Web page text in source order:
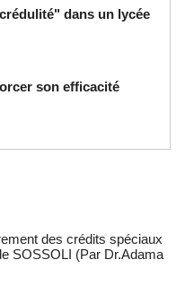
dans un lycée
son efficacité
SOSSOLI (Par Dr.Adama